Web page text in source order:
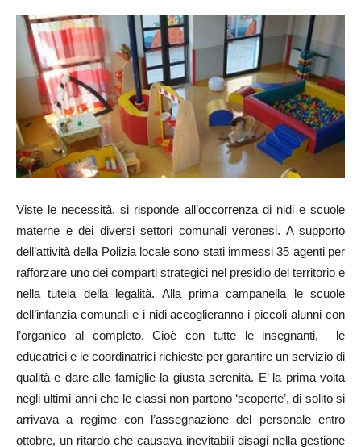
Viste le necessità. si risponde all’occorrenza di nidi e scuole
materne e dei diversi settori comunali veronesi. A supporto
dell’attività della Polizia locale sono stati immessi 35 agenti per
rafforzare uno dei comparti strategici nel presidio del territorio e
nella tutela della legalità. Alla prima campanella le scuole
dell’infanzia comunali e i nidi accoglieranno i piccoli alunni con
l’organico al completo. Cioè con tutte le insegnanti, le
educatrici e le coordinatrici richieste per garantire un servizio di
qualità e dare alle famiglie la giusta serenità. E’ la prima volta
negli ultimi anni che le classi non partono ‘scoperte’, di solito si
arrivava a regime con l’assegnazione del personale entro
ottobre, un ritardo che causava inevitabili disagi nella gestione